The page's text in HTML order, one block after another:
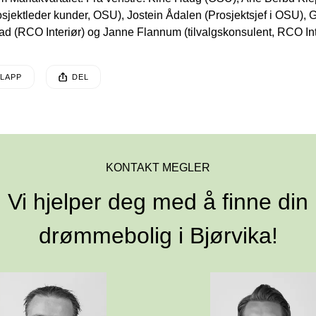
kunder, OSU), Jostein Ådalen (Prosjektsjef i OSU),
(RCO Interiør) og Janne Flannum (tilvalgskonsulent, RCO
POSTEN HARDEL
KONTAKT MEGLER
drømmebolig i Bjørvika!